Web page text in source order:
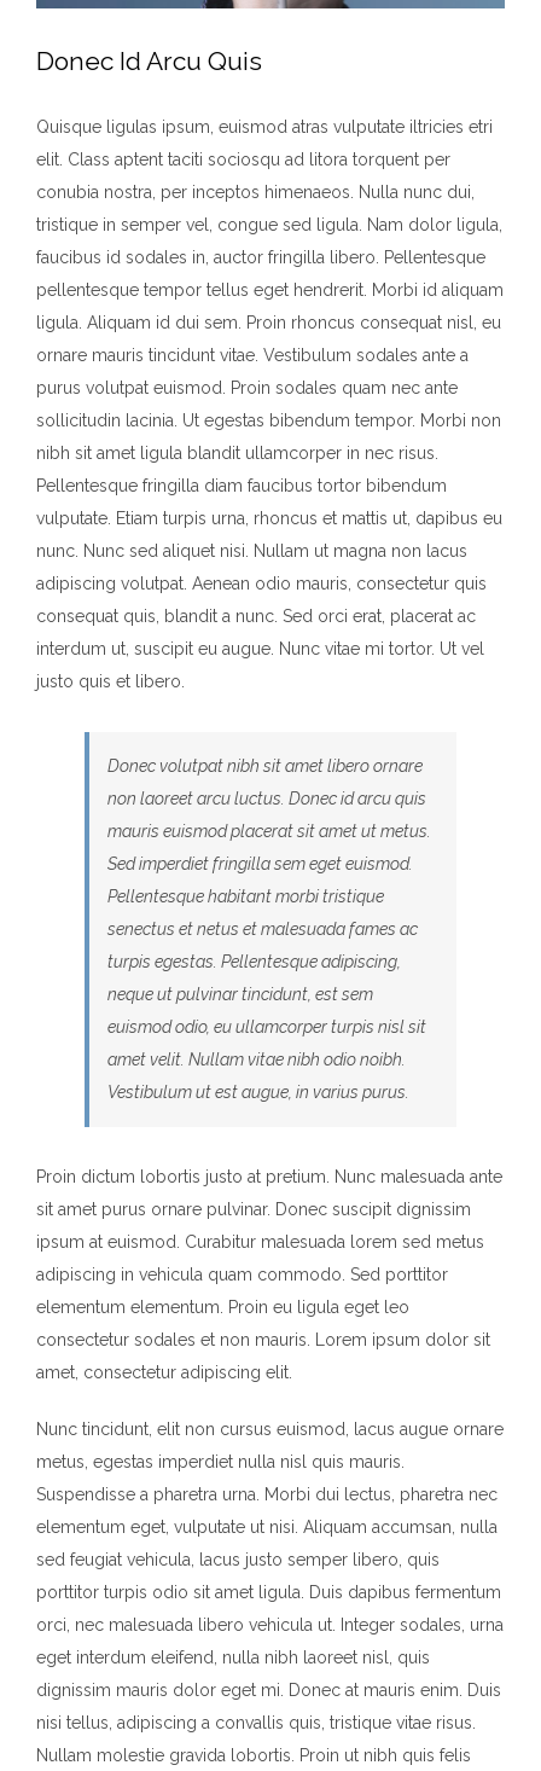
Donec Id Arcu Quis
Quisque ligulas ipsum, euismod atras vulputate iltricies etri
elit. Class aptent taciti sociosqu ad litora torquent per
conubia nostra, per inceptos himenaeos. Nulla nunc dui,
tristique in semper vel, congue sed ligula. Nam dolor ligula,
faucibus id sodales in, auctor fringilla libero. Pellentesque
pellentesque tempor tellus eget hendrerit. Morbi id aliquam
ligula. Aliquam id dui sem. Proin rhoncus consequat nisl, eu
ornare mauris tincidunt vitae. Vestibulum sodales ante a
purus volutpat euismod. Proin sodales quam nec ante
sollicitudin lacinia. Ut egestas bibendum tempor. Morbi non
nibh sit amet ligula blandit ullamcorper in nec risus.
Pellentesque fringilla diam faucibus tortor bibendum
vulputate. Etiam turpis urna, rhoncus et mattis ut, dapibus eu
nunc. Nunc sed aliquet nisi. Nullam ut magna non lacus
adipiscing volutpat. Aenean odio mauris, consectetur quis
consequat quis, blandit a nunc. Sed orci erat, placerat ac
interdum ut, suscipit eu augue. Nunc vitae mi tortor. Ut vel
justo quis et libero.
Donec volutpat nibh sit amet libero ornare
non laoreet arcu luctus. Donec id arcu quis
mauris euismod placerat sit amet ut metus.
Sed imperdiet fringilla sem eget euismod.
Pellentesque habitant morbi tristique
senectus et netus et malesuada fames ac
turpis egestas. Pellentesque adipiscing,
neque ut pulvinar tincidunt, est sem
euismod odio, eu ullamcorper turpis nisl sit
amet velit. Nullam vitae nibh odio noibh.
Vestibulum ut est augue, in varius purus.
Proin dictum lobortis justo at pretium. Nunc malesuada ante
sit amet purus ornare pulvinar. Donec suscipit dignissim
ipsum at euismod. Curabitur malesuada lorem sed metus
adipiscing in vehicula quam commodo. Sed porttitor
elementum elementum. Proin eu ligula eget leo
consectetur sodales et non mauris. Lorem ipsum dolor sit
amet, consectetur adipiscing elit.
Nunc tincidunt, elit non cursus euismod, lacus augue ornare
metus, egestas imperdiet nulla nisl quis mauris.
Suspendisse a pharetra urna. Morbi dui lectus, pharetra nec
elementum eget, vulputate ut nisi. Aliquam accumsan, nulla
sed feugiat vehicula, lacus justo semper libero, quis
porttitor turpis odio sit amet ligula. Duis dapibus fermentum
orci, nec malesuada libero vehicula ut. Integer sodales, urna
eget interdum eleifend, nulla nibh laoreet nisl, quis
dignissim mauris dolor eget mi. Donec at mauris enim. Duis
nisi tellus, adipiscing a convallis quis, tristique vitae risus.
Nullam molestie gravida lobortis. Proin ut nibh quis felis